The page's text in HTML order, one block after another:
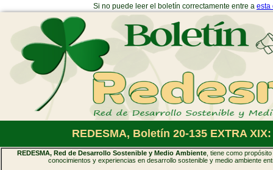
Si no puede leer el boletín correctamente entre a esta
REDESMA, Boletín 20-135 EXTRA
REDESMA, Red de Desarrollo Sostenible y Medio Ambiente , tiene como
conocimientos y experiencias en desarrollo sostenible y medio ambiente